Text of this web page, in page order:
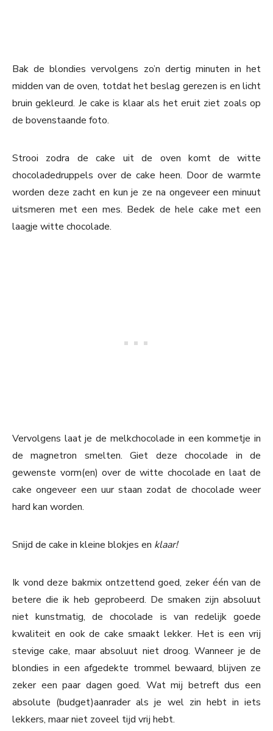
Bak de blondies vervolgens zo’n dertig minuten in het
midden van de oven, totdat het beslag gerezen is en licht
bruin gekleurd. Je cake is klaar als het eruit ziet zoals op
de bovenstaande foto.
Strooi zodra de cake uit de oven komt de witte
chocoladedruppels over de cake heen. Door de warmte
worden deze zacht en kun je ze na ongeveer een minuut
uitsmeren met een mes. Bedek de hele cake met een
laagje witte chocolade.
Vervolgens laat je de melkchocolade in een kommetje in
de magnetron smelten. Giet deze chocolade in de
gewenste vorm(en) over de witte chocolade en laat de
cake ongeveer een uur staan zodat de chocolade weer
hard kan worden.
Snijd de cake in kleine blokjes en klaar!
Ik vond deze bakmix ontzettend goed, zeker één van de
betere die ik heb geprobeerd. De smaken zijn absoluut
niet kunstmatig, de chocolade is van redelijk goede
kwaliteit en ook de cake smaakt lekker. Het is een vrij
stevige cake, maar absoluut niet droog. Wanneer je de
blondies in een afgedekte trommel bewaard, blijven ze
zeker een paar dagen goed. Wat mij betreft dus een
absolute (budget)aanrader als je wel zin hebt in iets
lekkers, maar niet zoveel tijd vrij hebt.